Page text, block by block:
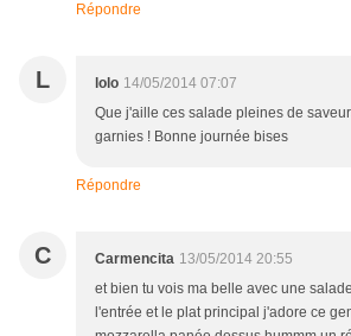
Répondre
L lolo 14/05/2014 07:07
Que j'aille ces salade pleines de
garnies ! Bonne journée bises
Répondre
C Carmencita 13/05/2014 20:55
et bien tu vois ma belle avec une
l'entrée et le plat principal j'adore ce